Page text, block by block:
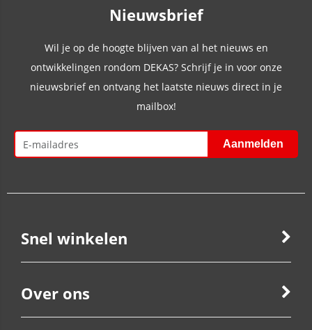
Nieuwsbrief
Wil je op de hoogte blijven van al het nieuws en
ontwikkelingen rondom DEKAS? Schrijf je in voor onze
nieuwsbrief en ontvang het laatste nieuws direct in je
mailbox!
Snel winkelen
Over ons